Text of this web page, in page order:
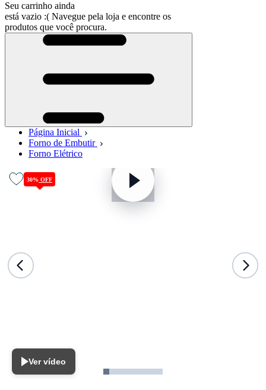
Seu carrinho ainda
está vazio :( Navegue pela loja e encontre os
produtos que você procura.
Página Inicial
Forno de Embutir
Forno Elétrico
30% OFF
Ver vídeo